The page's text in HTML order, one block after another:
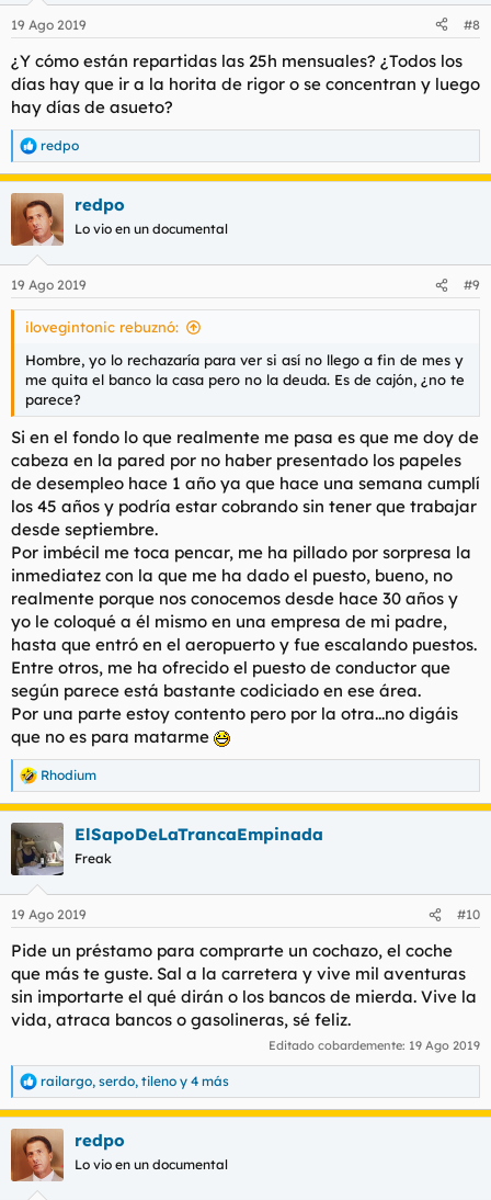
e
19 Ago 2019 #8
¿Y cómo están repartidas las 25h mensuales? ¿Todos los
días hay que ir a la horita de rigor o se concentran y luego
hay días de asueto?
R
e
a
c
c
i
e
s
redpo
redpo
Lo vio en un documental
19 Ago 2019 #9
ilovegintonic rebuznó:
Hombre, yo lo rechazaría para ver si así no llego a fin de mes y
me quita el banco la casa pero no la deuda. Es de cajón, ¿no te
parece?
Si en el fondo lo que realmente me pasa es que me doy de
cabeza en la pared por no haber presentado los papeles
de desempleo hace 1 año ya que hace una semana cumplí
los 45 años y podría estar cobrando sin tener que trabajar
desde septiembre.
Por imbécil me toca pencar, me ha pillado por sorpresa la
inmediatez con la que me ha dado el puesto, bueno, no
realmente porque nos conocemos desde hace 30 años y
yo le coloqué a él mismo en una empresa de mi padre,
hasta que entró en el aeropuerto y fue escalando puestos.
Entre otros, me ha ofrecido el puesto de conductor que
según parece está bastante codiciado en ese área.
Por una parte estoy contento pero por la otra...no digáis
que no es para matarme
R
e
a
c
c
i
e
s
:
Rhodium
ElSapoDeLaTrancaEmpinada
Freak
19 Ago 2019 #10
Pide un préstamo para comprarte un cochazo, el coche
que más te guste. Sal a la carretera y vive mil aventuras
sin importarte el qué dirán o los bancos de mierda. Vive la
vida, atraca bancos o gasolineras, sé feliz.
Editado cobardemente: 19 Ago 2019
R
e
a
c
c
i
railargo, serdo, tileno y 4 más
redpo
Lo vio en un documental